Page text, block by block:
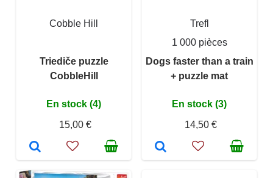
Cobble Hill
Triediče puzzle
CobbleHill
En stock (4)
15,00 €
Trefl
1 000 pièces
Dogs faster than a train
+ puzzle mat
En stock (3)
14,50 €